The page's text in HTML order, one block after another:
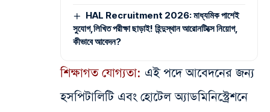
HAL Recruitment 2026: মাধ্যমিক পাশেই
সুযোগ,লিখিত পরীক্ষা ছাড়াই! হিন্দুস্থান আরোনটিক্সে নিয়োগ,
কীভাবে আবেদন?
শিক্ষাগত যোগ্যতা: এই পদে আবেদনের জন্য
হসপিটালিটি এবং হোটেল অ্যাডমিনিস্ট্রেশনে